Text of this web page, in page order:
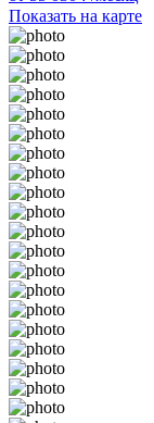
Показать на карте